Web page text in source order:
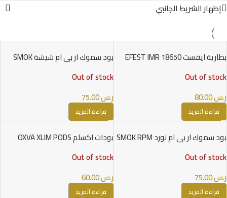
إظهار الشريط الجانبي
بطارية ايفست EFEST IMR 18650
Out of stock
ر.س
قراءة المزيد
بود سموك ار بي ام شيشة SMOK
Out of stock
ر.س75.00
قراءة المزيد
بود سموك ار بي ام نورد SMOK RPM
Out of stock
ر.س
قراءة المزيد
بودات اكسلم OXVA XLIM PODS
Out of stock
ر.س60.00
قراءة المزيد